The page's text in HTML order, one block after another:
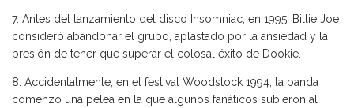
7. Antes del lanzamiento del disco Insomniac, en 1995, Billie Joe
consideró abandonar el grupo, aplastado por la ansiedad y la
presión de tener que superar el colosal éxito de Dookie.
8. Accidentalmente, en el festival Woodstock 1994, la banda
comenzó una pelea en la que algunos fanáticos subieron al